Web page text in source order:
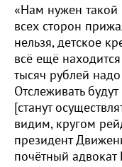
«Нам нужен такой
всех сторон
нельзя, детское
всё ещё
тысяч рублей
Отслеживать
[станут
видим, кругом
президент
почётный